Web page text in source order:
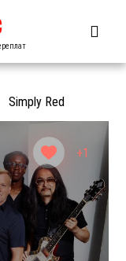
+1
Simply Red